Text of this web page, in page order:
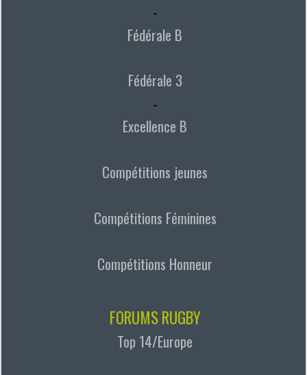
-
Fédérale B
Fédérale 3
-
Excellence B
Compétitions jeunes
Compétitions Féminines
Compétitions Honneur
FORUMS RUGBY
Top 14/Europe